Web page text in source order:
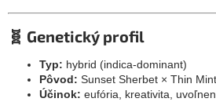
🧬 Genetický profil
Typ: hybrid (indica-dominant)
Pôvod: Sunset Sherbet × Thin
Účinok: eufória, kreativita,